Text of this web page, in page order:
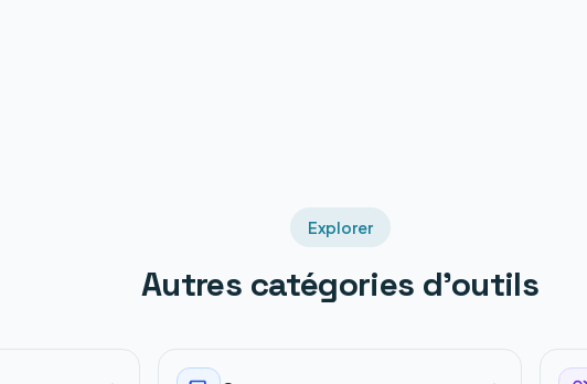
Explorer
Autres catégories d'outils